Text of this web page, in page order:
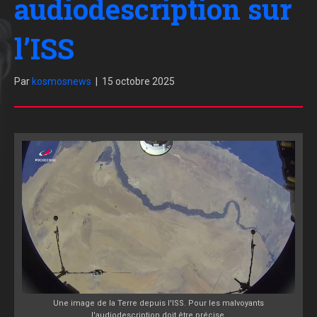
audiodescription sur
l’ISS
Par kosmosnews 15 octobre 2025
Une image de la Terre depuis l'ISS. Pour les malvoyants
l'audiodescription doit être précise.